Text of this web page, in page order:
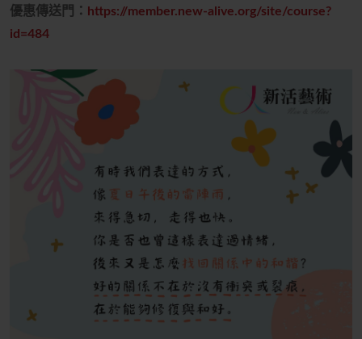
優惠傳送門： https://member.new-alive.org/site/course?
id=484